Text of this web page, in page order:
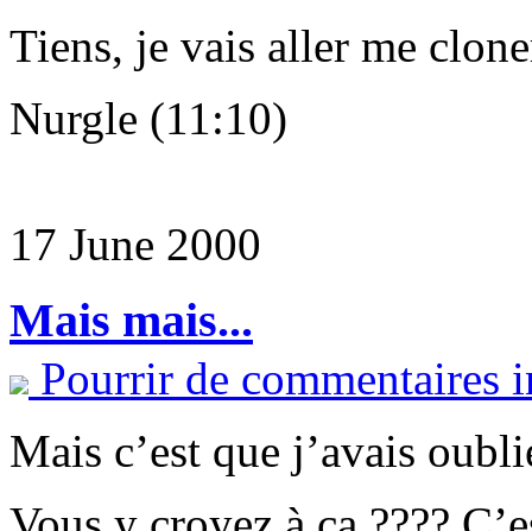
Tiens, je vais aller me
Nurgle (11:10)
17 June 2000
Mais mais...
Pourrir de commentaires
Mais c’est que j’avais